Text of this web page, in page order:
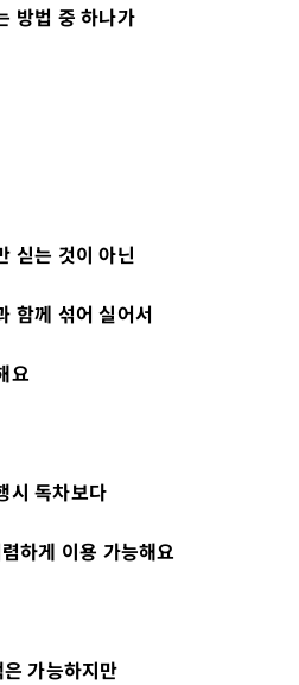
방법 중 하나가
싣는 것이 아닌
함께 섞어 실어서
요
시 독차보다
하게 이용 가능해요
가능하지만